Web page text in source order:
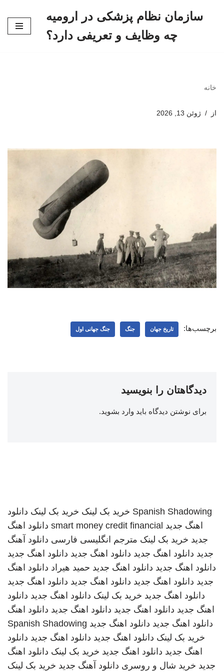
سازمان نظام پزشکی در ارومیه
چه وظایف و تعریفی دارد؟
خانه
از ژوئن 13, 2026
برچسب‌ها: تاریخ جهان جنگ جنگ جهانی اول
دیدگاهتان را بنویسید
برای نوشتن دیدگاه باید وارد بشوید.
Spanish Shadowing خرید بک لینک خرید بک لینک دانلود
اهنگ جدید smart money credit financial دانلود اهنگ
جدید خرید بک لینک مترجم انگلیسی فارسی دانلود آهنگ
جدید دانلود اهنگ جدید دانلود اهنگ جدید دانلود اهنگ جدید
دانلود اهنگ جدید دانلود اهنگ جدید حمید هیراد دانلود اهنگ
جدید دانلود اهنگ جدید دانلود اهنگ جدید دانلود اهنگ جدید
دانلود اهنگ جدید خرید بک لینک دانلود اهنگ جدید دانلود
اهنگ جدید دانلود اهنگ جدید دانلود اهنگ جدید دانلود اهنگ
دانلود اهنگ جدید دانلود اهنگ جدید Spanish Shadowing
خرید بک لینک دانلود اهنگ جدید دانلود اهنگ جدید دانلود
اهنگ جدید دانلود اهنگ جدید خرید بک لینک دانلود اهنگ
جدید خرید شال و روسری دانلود آهنگ جدید خرید بک لینک